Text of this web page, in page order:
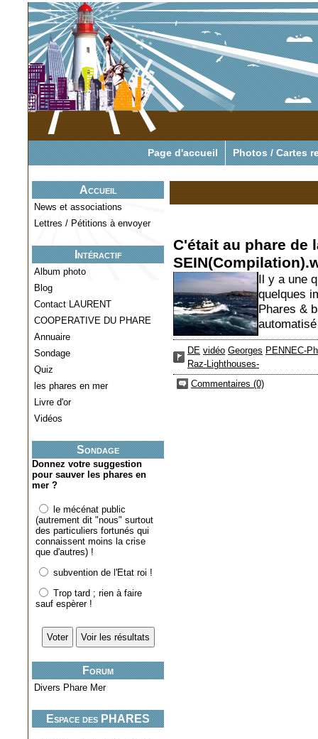
Pour tout savoir
Page d'accueil Photos / Cartes
Accueil
News et associations
Lettres / Pétitions à envoyer
Intéractif
Album photo
Blog
Contact LAURENT
COOPERATIVE DU PHARE
Annuaire
Sondage
Quiz
les phares en mer
Livre d'or
Vidéos
Sondage
Donnez votre suggestion
pour sauver les phares en
mer ?
le mécénat public
(autrement dit "nous" surtout
des particuliers fortunés qui
connaissent moins la crise
que d'autres) !
subvention de l'Etat roi !
Trop tard ; rien à faire
sauf espèrer !
Forum
Divers Phare Mer
Espace des PHARES
C'était au phare de
Il y a une
quelques
Phares &
DE vidéo Georges PENNEC-
Raz-Lighthouses-
Commentaires (0)